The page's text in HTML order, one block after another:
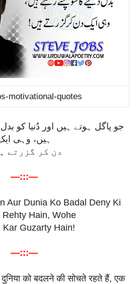
motivational-quotes
جو پاگل ہوتے ہیں اور دُنیا کو
ہیں، وہی
دن کر گزرتے
—:::—
Aur Dunia Ko Badal Deny Ki
Rehty Hain, Wohe
Kar Guzarty Hain!
—:::—
दुनिया को बदलने की सोचते रहते हैं,एक